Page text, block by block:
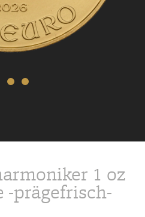
1 oz
-prägefrisch-